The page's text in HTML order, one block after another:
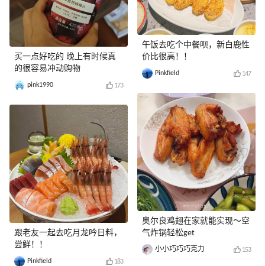
买一点好吃的 晚上有时候真
的很容易冲动购物
pink1990 173
跟老友一起去吃月龙吟日料，
尝鲜！！
Pinkfield 183
午饭去吃个中餐呗，新白鹿性
价比很高！！
Pinkfield 147
奥尔良鸡翅在家就能实现～空
气炸锅轻松get
小小巧巧巧克力 153